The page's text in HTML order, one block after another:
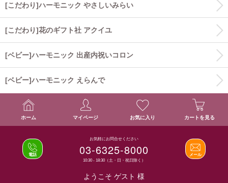
[こだわり]ハーモニック やさしいみらい
[こだわり]花のギフト社 アクイユ
[ベビー]ハーモニック 出産内祝いコロン
[ベビー]ハーモニック えらんで
ホーム マイページ お気に入り カートを見る
お気軽にお問合せください
03-6325-8000
10:30 - 18:30（土・日・祝日除く）
電話 メール
ようこそ ゲスト 様